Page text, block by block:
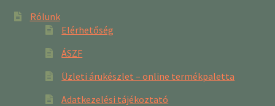
Rólunk
Elérhetőség
ÁSZF
Üzleti árukészlet – online termékpaletta
Adatkezelési tájékoztató